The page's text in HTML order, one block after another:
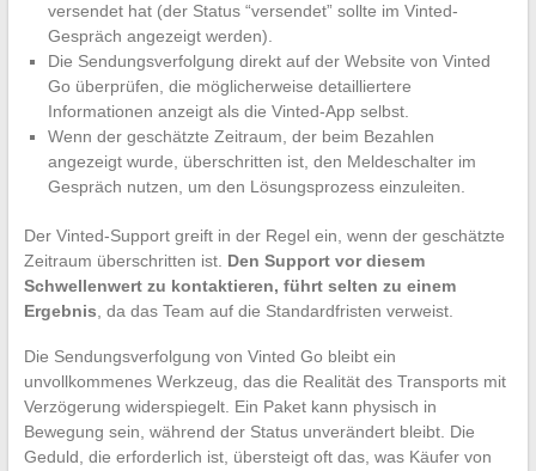
versendet hat (der Status “versendet” sollte im Vinted-
Gespräch angezeigt werden).
Die Sendungsverfolgung direkt auf der Website von Vinted
Go überprüfen, die möglicherweise detailliertere
Informationen anzeigt als die Vinted-App selbst.
Wenn der geschätzte Zeitraum, der beim Bezahlen
angezeigt wurde, überschritten ist, den Meldeschalter im
Gespräch nutzen, um den Lösungsprozess einzuleiten.
Der Vinted-Support greift in der Regel ein, wenn der geschätzte
Zeitraum überschritten ist. Den Support vor diesem
Schwellenwert zu kontaktieren, führt selten zu einem
Ergebnis, da das Team auf die Standardfristen verweist.
Die Sendungsverfolgung von Vinted Go bleibt ein
unvollkommenes Werkzeug, das die Realität des Transports mit
Verzögerung widerspiegelt. Ein Paket kann physisch in
Bewegung sein, während der Status unverändert bleibt. Die
Geduld, die erforderlich ist, übersteigt oft das, was Käufer von